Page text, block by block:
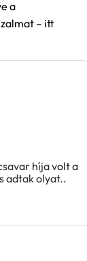
a
– itt
híja volt a
adtak olyat..